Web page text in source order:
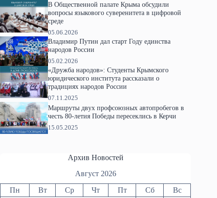
В Общественной палате Крыма обсудили
вопросы языкового суверенитета в цифровой
среде
05.06.2026
Владимир Путин дал старт Году единства
народов России
05.02.2026
«Дружба народов»: Студенты Крымского
юридического института рассказали о
традициях народов России
07.11.2025
Маршруты двух профсоюзных автопробегов в
честь 80-летия Победы пересеклись в Керчи
15.05.2025
Архив Новостей
Август 2026
Пн Вт Ср Чт Пт Сб
Вс